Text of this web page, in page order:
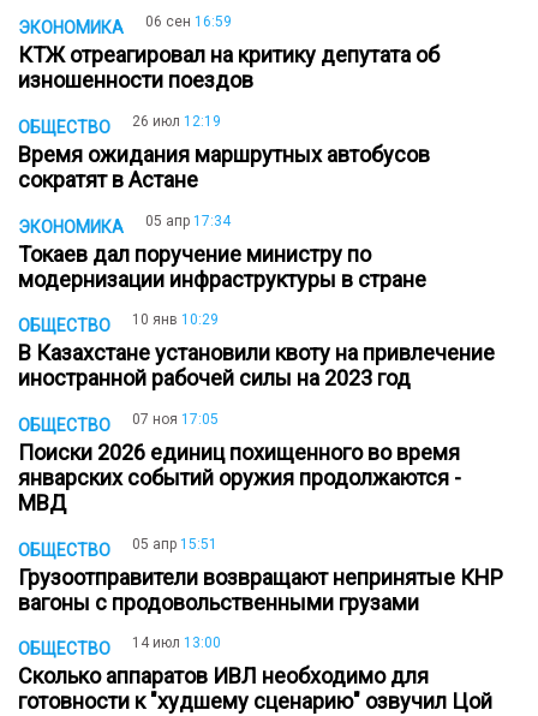
ЭКОНОМИКА 06 сен 16:59
КТЖ отреагировал на критику депутата об
изношенности поездов
ОБЩЕСТВО 26 июл 12:19
Время ожидания маршрутных автобусов
сократят в Астане
ЭКОНОМИКА 05 апр 17:34
Токаев дал поручение министру по
модернизации инфраструктуры в стране
ОБЩЕСТВО 10 янв 10:29
В Казахстане установили квоту на привлечение
иностранной рабочей силы на 2023 год
ОБЩЕСТВО 07 ноя 17:05
Поиски 2026 единиц похищенного во время
январских событий оружия продолжаются -
МВД
ОБЩЕСТВО 05 апр 15:51
Грузоотправители возвращают непринятые КНР
вагоны с продовольственными грузами
ОБЩЕСТВО 14 июл 13:00
Сколько аппаратов ИВЛ необходимо для
готовности к "худшему сценарию" озвучил Цой